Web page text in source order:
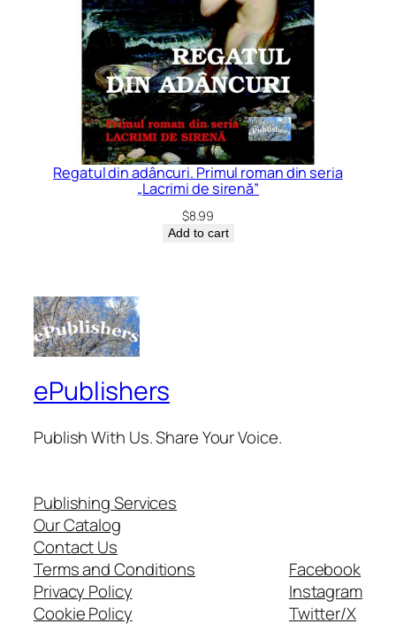
Regatul din adâncuri. Primul roman din seria
„Lacrimi de sirenă”
$8.99
Add to cart
ePublishers
Publish With Us. Share Your Voice.
Publishing Services
Our Catalog
Contact Us
Terms and Conditions
Privacy Policy
Cookie Policy
Facebook
Instagram
Twitter/X